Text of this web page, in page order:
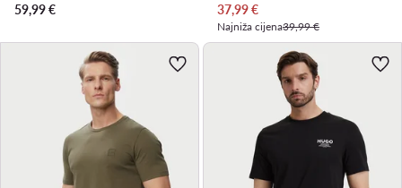
59,99€
Trenutna cijena
37,99€
Najniža cijena39,99 €